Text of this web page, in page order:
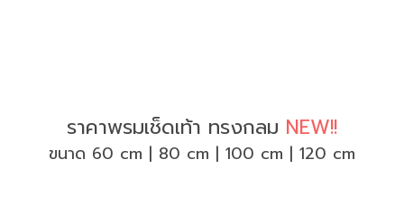
ราคาพรมเช็ดเท้า ทรงกลม NEW!!
ขนาด 60 cm | 80 cm | 100 cm | 120 cm